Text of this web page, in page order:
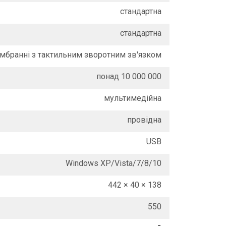
стандартна
стандартна
з тактильним зворотним зв'язком
понад 10 000 000
мультимедійна
провідна
USB
Windows XP/Vista/7/8/10
442 × 40 × 138
550